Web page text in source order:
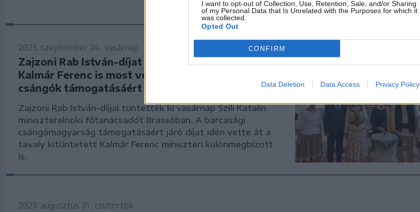
I want to opt-out of Collection, Use, Retention, Sale, and/or Sharing
of my Personal Data that Is Unrelated with the Purposes for which it
was collected.
Opted Out
CONFIRM
Data Deletion Data Access Privacy Policy
2023. szeptember 24., vasárnap
Zajzoni Rab István-díjat kapott Szili Katalin,
Kalmár Ferenc is most vette át a barcasági
csángók támogatásáért járó elismerést
Zajzoni Rab István-díjjal tüntették ki vasárnap Szili Katalin
miniszterelnöki főtanácsadót Brassóban. A barcasági
csángómagyarság támogatásáért járó díjat idén vette át a
tavaly kitüntetett Kalmár Ferenc miniszteri különmegbízott
is.
2023. augusztus 31., csütörtök